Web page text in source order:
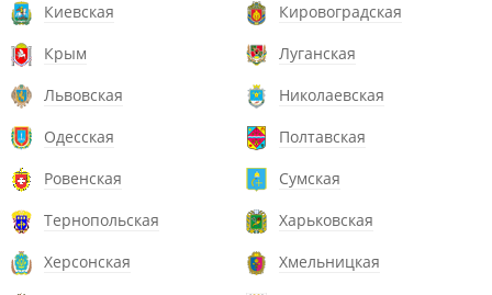
Киевская
Кировоградская
Крым
Луганская
Львовская
Николаевская
Одесская
Полтавская
Ровенская
Сумская
Тернопольская
Харьковская
Херсонская
Хмельницкая